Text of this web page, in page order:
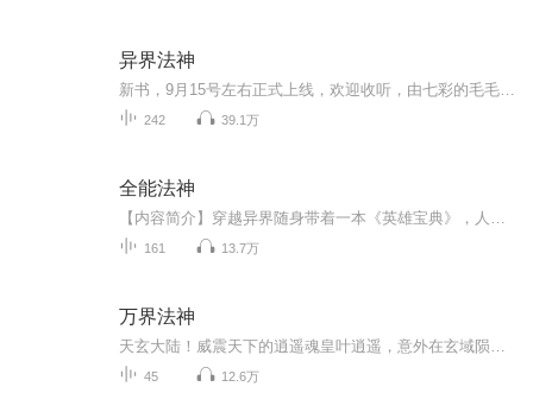
异界法神
242 39.1万
全能法神
161 13.7万
万界法神
45 12.6万